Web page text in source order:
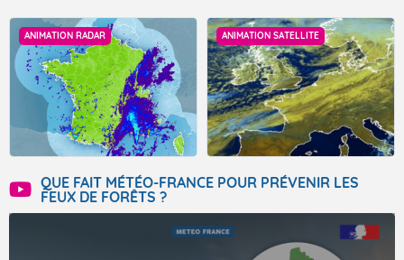
ANIMATION RADAR ANIMATION SATELLITE
QUE FAIT MÉTÉO-FRANCE POUR PRÉVENIR LES
FEUX DE FORÊTS ?